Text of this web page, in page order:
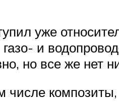
уже
и
но все же нет
числе